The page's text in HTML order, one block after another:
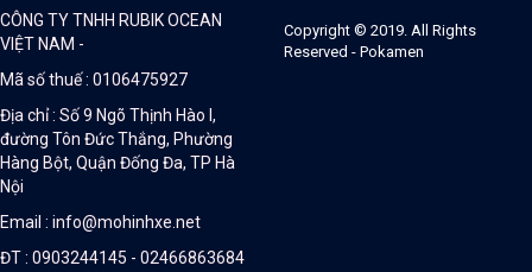
CÔNG TY TNHH RUBIK OCEAN
VIỆT NAM -
Mã số thuế : 0106475927
Địa chỉ : Số 9 Ngõ Thịnh Hào I,
đường Tôn Đức Thắng, Phường
Hàng Bột, Quận Đống Đa, TP Hà
Nội
Email : info@mohinhxe.net
ĐT : 0903244145 - 02466863684
Copyright © 2019. All Rights
Reserved - Pokamen